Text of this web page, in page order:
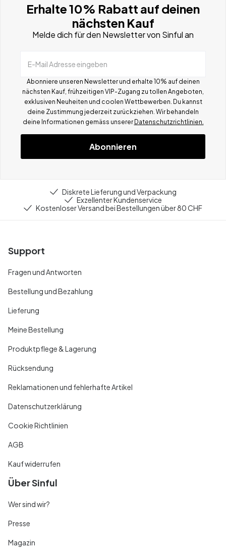
Erhalte 10% Rabatt auf deinen
nächsten Kauf
Melde dich für den Newsletter von Sinful an
E-Mail Adresse eingeben
Abonniere unseren Newsletter und erhalte 10% auf deinen
nächsten Kauf, frühzeitigen VIP-Zugang zu tollen Angeboten,
exklusiven Neuheiten und coolen Wettbewerben. Du kannst
deine Zustimmung jederzeit zurückziehen. Wir behandeln
deine Informationen gemäss unserer Datenschutzrichtlinien.
Abonnieren
Diskrete Lieferung und Verpackung
Exzellenter Kundenservice
Kostenloser Versand bei Bestellungen über 80 CHF
Support
Fragen und Antworten
Bestellung und Bezahlung
Lieferung
Meine Bestellung
Produktpflege & Lagerung
Rücksendung
Reklamationen und fehlerhafte Artikel
Datenschutzerklärung
Cookie Richtlinien
AGB
Kauf widerrufen
Über Sinful
Wer sind wir?
Presse
Magazin